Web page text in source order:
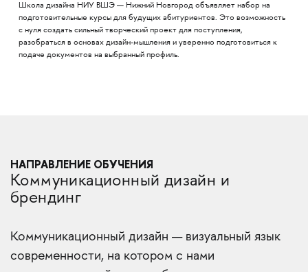
Школа дизайна НИУ ВШЭ — Нижний Новгород объявляет набор на
подготовительные курсы для будущих абитуриентов. Это возможность
с нуля создать сильный творческий проект для поступления,
разобраться в основах дизайн-мышления и уверенно подготовиться к
подаче документов на выбранный профиль.
НАПРАВЛЕНИЕ ОБУЧЕНИЯ
Коммуникационный дизайн и
брендинг
Коммуникационный дизайн — визуальный язык
современности, на котором с нами